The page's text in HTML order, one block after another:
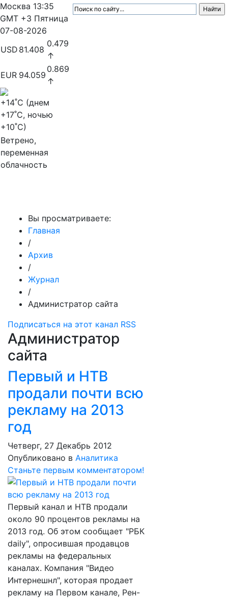
Москва 13:35
GMT +3 Пятница
07-08-2026
USD 81.408
0.479
↑
EUR 94.059
0.869
↑
+14˚C (днем
+17˚C, ночью
+10˚C)
Ветрено,
переменная
облачность
Вы просматриваете:
Главная
/
Архив
/
Журнал
/
Администратор сайта
Подписаться на этот канал RSS
Администратор
сайта
Первый и НТВ
продали почти всю
рекламу на 2013
год
Четверг, 27 Декабрь 2012
Опубликовано в Аналитика
Станьте первым комментатором!
Первый канал и НТВ продали
около 90 процентов рекламы на
2013 год. Об этом сообщает "РБК
daily", опросившая продавцов
рекламы на федеральных
каналах. Компания "Видео
Интернешнл", которая продает
рекламу на Первом канале, Рен-